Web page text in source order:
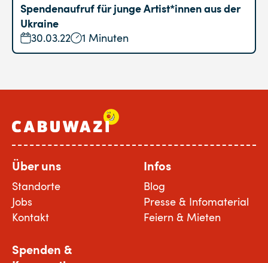
Spendenaufruf für junge Artist*innen aus der
Ukraine
30.03.22 1 Minuten
Über uns
Standorte
Jobs
Kontakt
Infos
Blog
Presse & Infomaterial
Feiern & Mieten
Spenden &